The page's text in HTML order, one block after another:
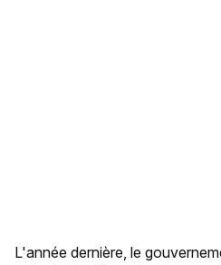
L'année dernière, le